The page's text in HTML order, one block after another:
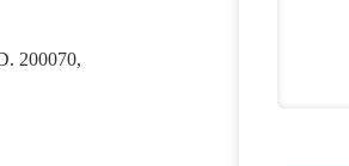
200070,